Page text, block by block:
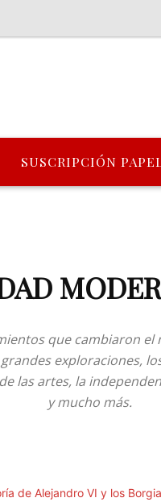
SUSCRIPCIÓN
que cambiaron
exploraciones,
las artes, la
y mucho más.